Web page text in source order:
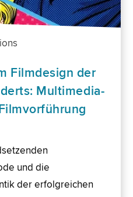
Filmdesign der
Multimedia-
und die
der erfolgreichen